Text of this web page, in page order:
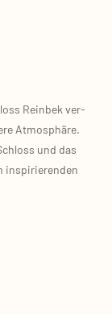
Rein­bek ver­
Atmo­sphä­re.
und das
inspi­rie­ren­den